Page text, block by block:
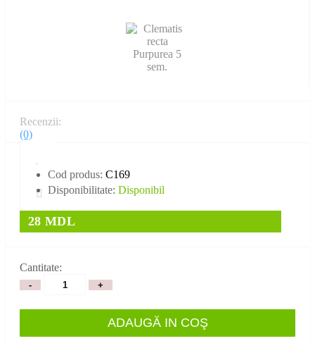
Recenzii:
(0)
Cod produs: C169
Disponibilitate: Disponibil
28 MDL
Cantitate:
- +
ADAUGĂ IN COŞ